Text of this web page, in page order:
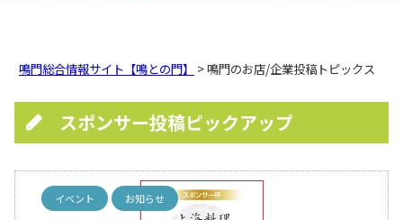
鳴門総合情報サイト【鳴との門】 > 鳴門のお店/企業投稿トピックス
スポンサー投稿ピックアップ
イベント お知らせ